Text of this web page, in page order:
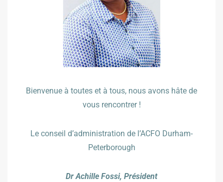
Bienvenue à toutes et à tous, nous avons hâte de
vous rencontrer !
Le conseil d’administration de l’ACFO Durham-
Peterborough
Dr Achille Fossi, Président